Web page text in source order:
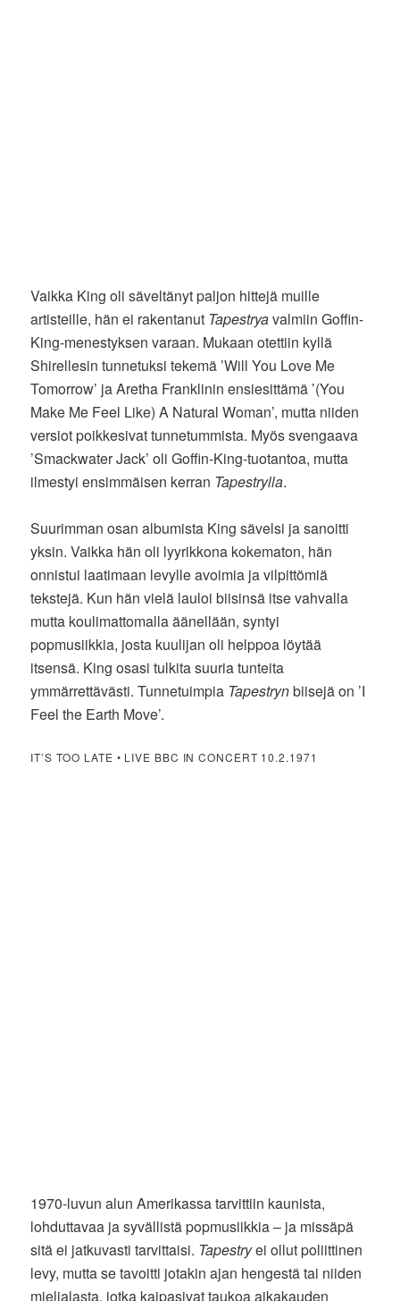
Vaikka King oli säveltänyt paljon hittejä muille
artisteille, hän ei rakentanut Tapestryavalmiin Goffin-
King-menestyksen varaan. Mukaan otettiin kyllä
Shirellesin tunnetuksi tekemä ’Will You Love Me
Tomorrow’ ja Aretha Franklinin ensiesittämä ’(You
Make Me Feel Like) A Natural Woman’, mutta niiden
versiot poikkesivat tunnetummista. Myös svengaava
’Smackwater Jack’ oli Goffin-King-tuotantoa, mutta
ilmestyi ensimmäisen kerran Tapestrylla.
Suurimman osan albumista King sävelsi ja sanoitti
yksin. Vaikka hän oli lyyrikkona kokematon, hän
onnistui laatimaan levylle avoimia ja vilpittömiä
tekstejä. Kun hän vielä lauloi biisinsä itse vahvalla
mutta koulimattomalla äänellään, syntyi
popmusiikkia, josta kuulijan oli helppoa löytää
itsensä. King osasi tulkita suuria tunteita
ymmärrettävästi. Tunnetuimpia Tapestrynbiisejä on ’I
Feel the Earth Move’.
IT’S TOO LATE • LIVE BBC IN CONCERT 10.2.1971
1970-luvun alun Amerikassa tarvittiin kaunista,
lohduttavaa ja syvällistä popmusiikkia – ja missäpä
sitä ei jatkuvasti tarvittaisi. Tapestryei ollut poliittinen
levy, mutta se tavoitti jotakin ajan hengestä tai niiden
mielialasta, jotka kaipasivat taukoa aikakauden